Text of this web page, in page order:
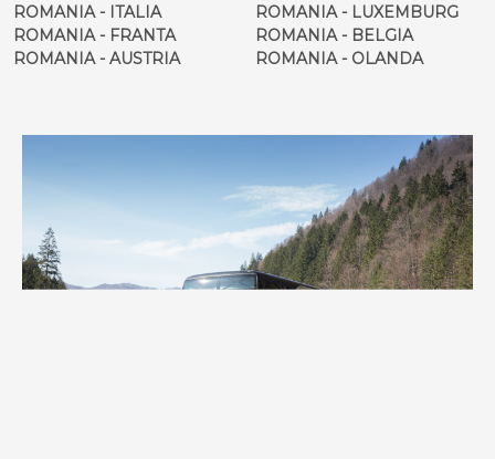
ROMANIA - ITALIA
ROMANIA - FRANTA
ROMANIA - AUSTRIA
ROMANIA - LUXEMBURG
ROMANIA - BELGIA
ROMANIA - OLANDA